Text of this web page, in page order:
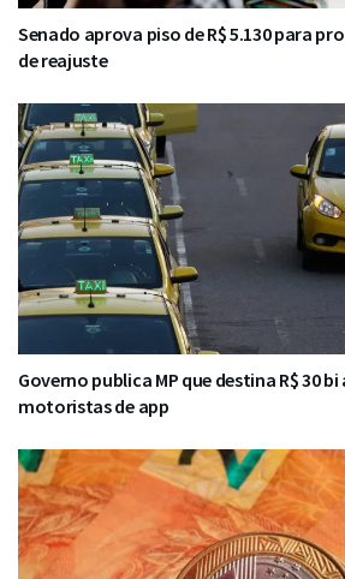
Senado aprova piso de R$ 5.130 para
de reajuste
Governo publica MP que destina R$ 30
motoristas de app